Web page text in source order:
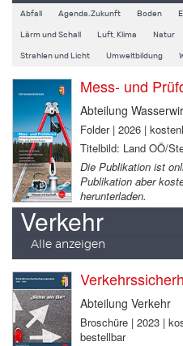
Abfall Agenda.Zukunft Boden
Lärm und Schall Luft, Klima Natur
Strahlen und Licht Umweltbildung
Mess- und
Abteilung
Folder | 2026 |
Titelbild: Land OÖ/
Die Publikation ist
Publikation aber
herunterladen.
Verkehr
Alle anzeigen
Abteilung Verkehr
Broschüre | 2023 |
bestellbar